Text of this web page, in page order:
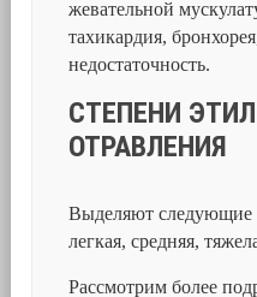
жевательной
тахикардия,
недостаточность.
СТЕПЕНИ
ОТРАВЛЕНИЯ
Выделяют следующие
легкая, средняя,
Рассмотрим более